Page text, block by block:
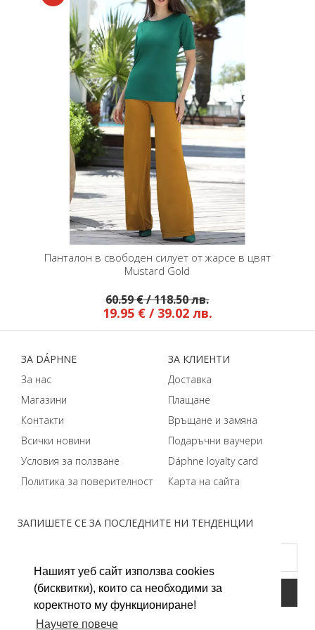
Нашият уеб сайт използва cookies
(бисквитки), които са необходими за
коректното му функциониране!
Научете повече
Панталон в свободен силует от жарсе в цвят
Mustard Gold
60.59 € / 118.50 лв.
19.95 € / 39.02 лв.
ЗАПИШЕТЕ СЕ ЗА ПОСЛЕДНИТЕ НИ ТЕНДЕНЦИИ
ЗA DÁPHNЕ
За нас
Магазини
Контакти
Всички новини
Условия за ползване
Политика за поверителност
ЗA КЛИЕНТИ
Доставка
Плащане
Връщане и замяна
Подаръчни ваучери
Dáphnе loyalty card
Карта на сайта